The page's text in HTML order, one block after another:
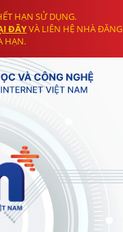
HẠN SỬ DỤNG.
ĐÂYVÀ LIÊN HỆ NHÀ ĐĂNG
HẠN.